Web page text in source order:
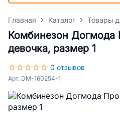
Главная Каталог Товары
Комбинезон Догмода
девочка, размер 1
0 отзывов
Арт. DM-160254-1